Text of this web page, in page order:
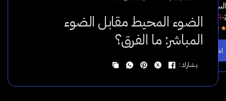
الضوء المحيط مقابل الضوء
المباشر: ما الفرق؟
يشارك:
لايت عبر التطبيق
175.00
5.0
إلى السلة
89.00 SAR
66.00 SAR